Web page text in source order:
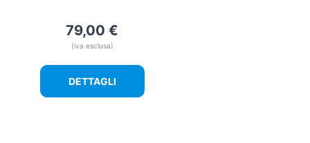
79,00 €
(iva esclusa)
DETTAGLI